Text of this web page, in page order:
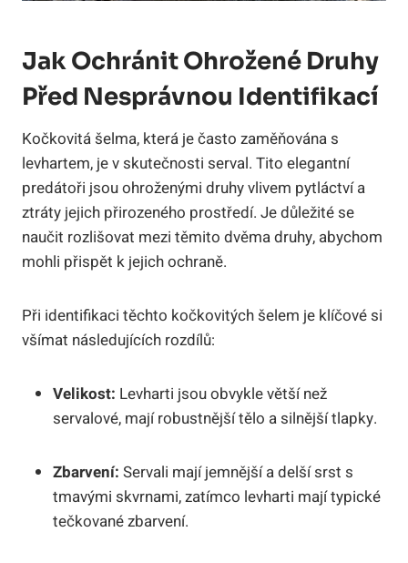
Jak Ochránit Ohrožené Druhy
Před Nesprávnou Identifikací
Kočkovitá šelma, která je často zaměňována s
levhartem, je v skutečnosti serval. Tito elegantní
predátoři jsou ohroženými druhy vlivem pytláctví a
ztráty jejich přirozeného prostředí. Je důležité se
naučit rozlišovat mezi těmito dvěma druhy, abychom
mohli přispět k jejich ochraně.
Při identifikaci těchto kočkovitých šelem je klíčové si
všímat následujících rozdílů:
Velikost: Levharti jsou obvykle větší než
servalové, mají robustnější tělo a silnější tlapky.
Zbarvení: Servali mají jemnější a delší srst s
tmavými skvrnami, zatímco levharti mají typické
tečkované zbarvení.